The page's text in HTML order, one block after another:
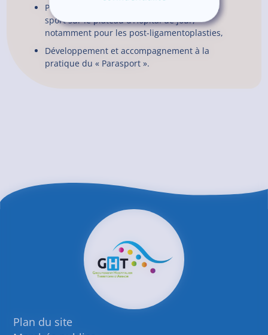
Programmes de préparation à la reprise du
sport sur le plateau d’Hôpital de jour,
notamment pour les post-ligamentoplasties,
Développement et accompagnement à la
pratique du « Parasport ».
Plan du site